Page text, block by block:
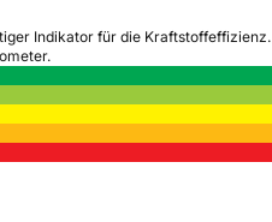
Indikator für die Kraftstoffeffizienz.